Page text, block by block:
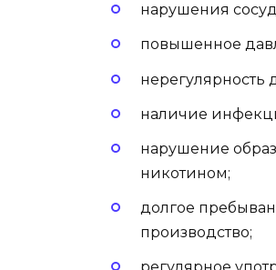
нарушения
повышенное
нерегулярность
наличие
нарушение
никотином;
долгое
производство;